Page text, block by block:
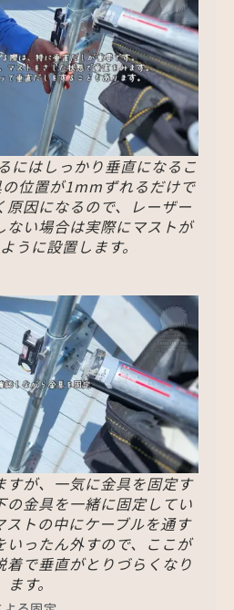
にはしっかり垂直になるこ
の位置が1mmずれるだけで
原因になるので、レーザー
ない場合は実際にマストが
うに設置します。
すが、一気に金具を固定す
の金具を一緒に固定してい
ストの中にケーブルを通す
いったん外すので、ここが
着で垂直がとりづらくなり
ます。